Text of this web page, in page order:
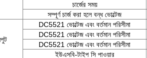
চার্জের সময়
সম্পূর্ণ চার্জ করা হলে বন্ধ ভোল্টেজ
DC5521 ভোল্টেজ এবং বর্তমান পরিসীমা
DC5521 ভোল্টেজ এবং বর্তমান পরিসীমা
DC5521 ভোল্টেজ এবং বর্তমান পরিসীমা
ইউএসবি-টাইপ সি পাওয়ার